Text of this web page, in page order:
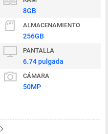
8GB
ALMACENAMIENTO
256GB
PANTALLA
6.74 pulgada
CÁMARA
50MP